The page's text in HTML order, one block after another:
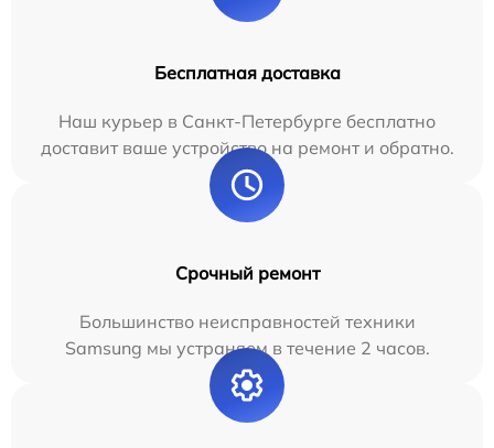
Бесплатная доставка
Наш курьер в Санкт-Петербурге бесплатно
доставит ваше устройство на ремонт и обратно.
Срочный ремонт
Большинство неисправностей техники
Samsung мы устраняем в течение 2 часов.